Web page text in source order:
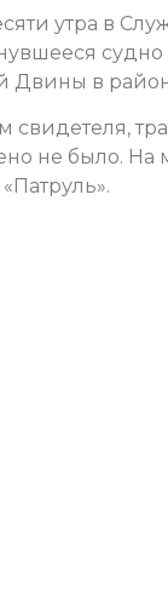
утра в
Двины в
свидетеля,
не было. На